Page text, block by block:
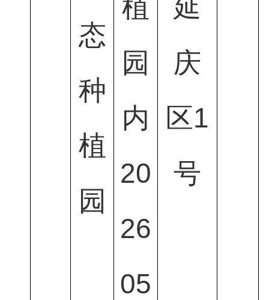
态
种
植
园
植
园
内
20
26
05
延
庆
区1
号